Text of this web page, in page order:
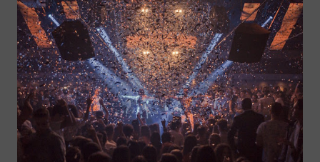
professionisti con Gianni Morandi ed hanno totalizzato
oltre 700 concerti. Con loro successi ancora oggi notissimi
come "Stayin' Alive", "Night Fever", "You Should Be Dancing",
"How Deep is Your Love" e tante altre vivono una seconda
vita. Sabato 1 ottobre alla Fabbrica di Pedavena - Levico
Terme (TN) invece prende vita l'opening ufficiale della
stagione 2016/17: ...